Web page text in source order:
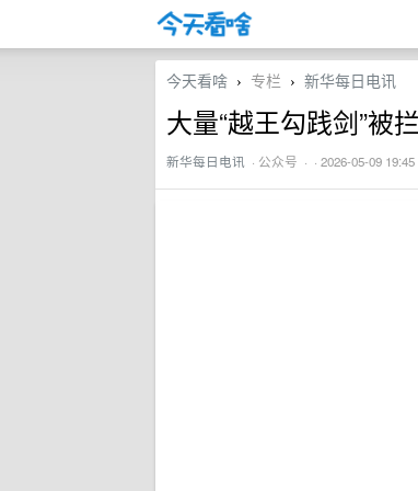
今天看啥 › 专栏 › 新华每日电讯
大量“越王勾践剑”被
新华每日电讯 · 公众号 · · 2026-05-09 19:45